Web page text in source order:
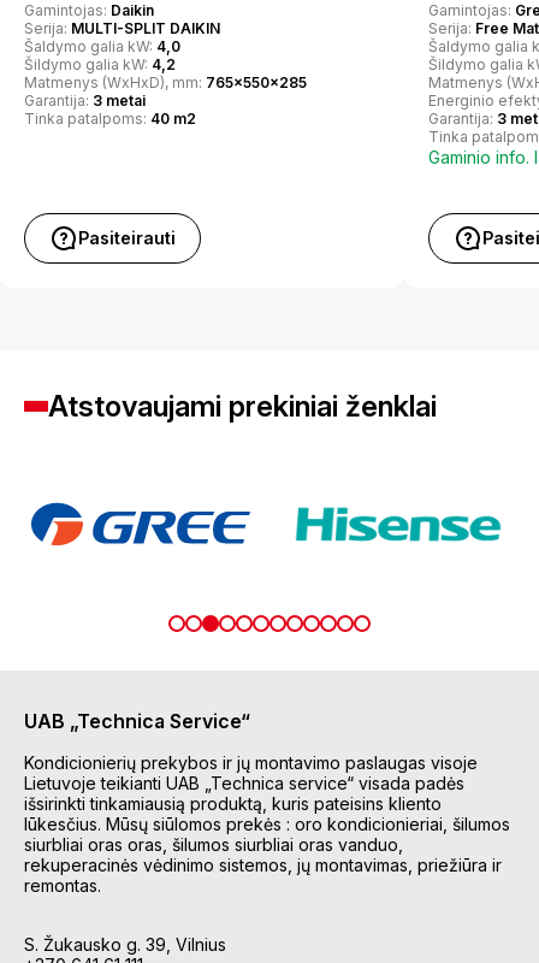
Gamintojas: Daikin
Serija: MULTI-SPLIT DAIKIN
Šaldymo galia kW: 4,0
Šildymo galia kW: 4,2
Matmenys (WxHxD), mm: 765x550x285
Garantija: 3 metai
Tinka patalpoms: 40 m2
Pasiteirauti
Gamintojas:
Serija: Free
Šaldymo galia
Šildymo galia
Matmenys
Energinio
Garantija: 3
Tinka
Gaminio info.
Atstovaujami prekiniai ženklai
UAB „Technica Service“
Kondicionierių prekybos ir jų montavimo paslaugas visoje
Lietuvoje teikianti UAB „Technica service“ visada padės
išsirinkti tinkamiausią produktą, kuris pateisins kliento
lūkesčius. Mūsų siūlomos prekės : oro kondicionieriai, šilumos
siurbliai oras oras, šilumos siurbliai oras vanduo,
rekuperacinės vėdinimo sistemos, jų montavimas, priežiūra ir
remontas.
S. Žukausko g. 39, Vilnius